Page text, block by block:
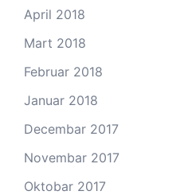
April 2018
Mart 2018
Februar 2018
Januar 2018
Decembar 2017
Novembar 2017
Oktobar 2017